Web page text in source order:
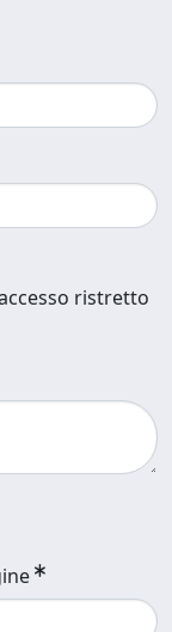
ristretto